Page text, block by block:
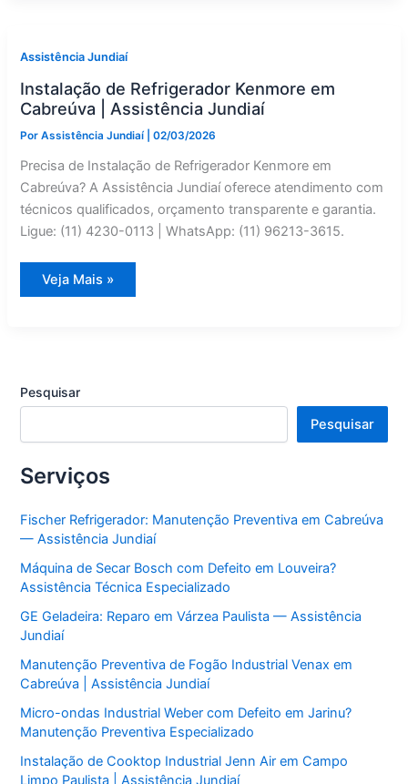
Jundiaí
Assistência Jundiaí
Instalação de Refrigerador Kenmore em
Cabreúva | Assistência Jundiaí
PorAssistência Jundiaí |02/03/2026
Precisa de Instalação de Refrigerador Kenmore em
Cabreúva? A Assistência Jundiaí oferece atendimento com
técnicos qualificados, orçamento transparente e garantia.
Ligue: (11) 4230-0113 | WhatsApp: (11) 96213-3615.
Instalação
de
Veja Mais »
Pesquisar
Pesquisar
Serviços
Fischer Refrigerador: Manutenção Preventiva em Cabreúva
— Assistência Jundiaí
Máquina de Secar Bosch com Defeito em Louveira?
Assistência Técnica Especializado
GE Geladeira: Reparo em Várzea Paulista — Assistência
Jundiaí
Manutenção Preventiva de Fogão Industrial Venax em
Cabreúva | Assistência Jundiaí
Micro-ondas Industrial Weber com Defeito em Jarinu?
Manutenção Preventiva Especializado
Instalação de Cooktop Industrial Jenn Air em Campo
Limpo Paulista | Assistência Jundiaí